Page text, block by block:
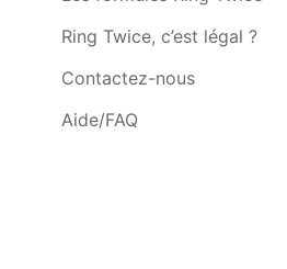
Ring Twice, c’est légal ?
Contactez-nous
Aide/FAQ